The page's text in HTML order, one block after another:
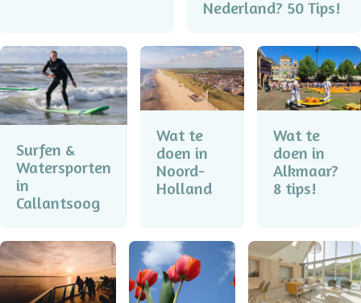
Nederland? 50 Tips!
Surfen &
Watersporten
in
Callantsoog
Wat te
doen in
Noord-
Holland
Wat te
doen in
Alkmaar?
8 tips!